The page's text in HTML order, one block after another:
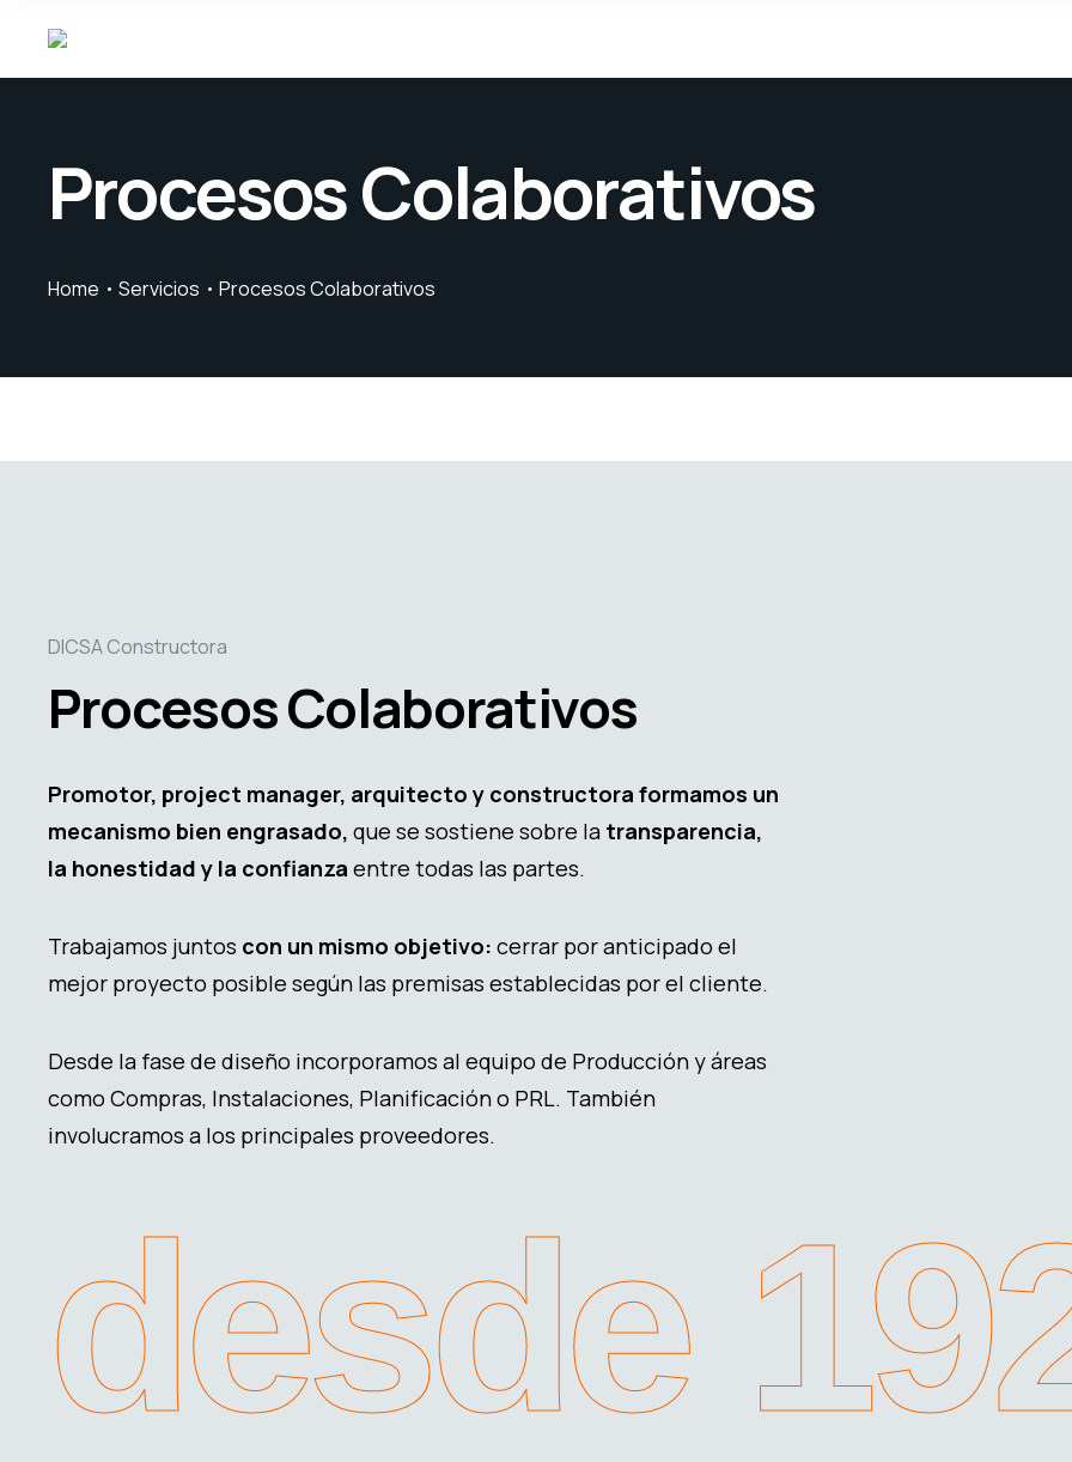
Procesos Colaborativos
Home Servicios Procesos Colaborativos
DICSA Constructora
Procesos Colaborativos
Promotor, project manager, arquitecto y constructora formamos un
mecanismo bien engrasado, que se sostiene sobre la transparencia,
la honestidad y la confianza entre todas las partes.
Trabajamos juntos con un mismo objetivo: cerrar por anticipado el
mejor proyecto posible según las premisas establecidas por el cliente.
Desde la fase de diseño incorporamos al equipo de Producción y áreas
como Compras, Instalaciones, Planificación o PRL. También
involucramos a los principales proveedores.
desde